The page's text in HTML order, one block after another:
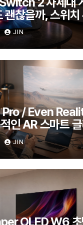
괜찮을까, 스위치
리JIN
/ Even
인 AR 스마트
맞을까?
JIN
OLED W6 초